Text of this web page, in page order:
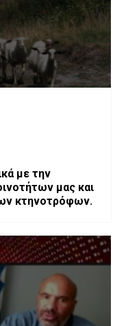
με την
μας και
κτηνοτρόφων.